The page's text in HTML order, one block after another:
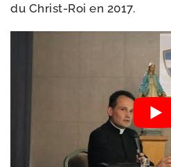
du Christ-​Roi en 2017.